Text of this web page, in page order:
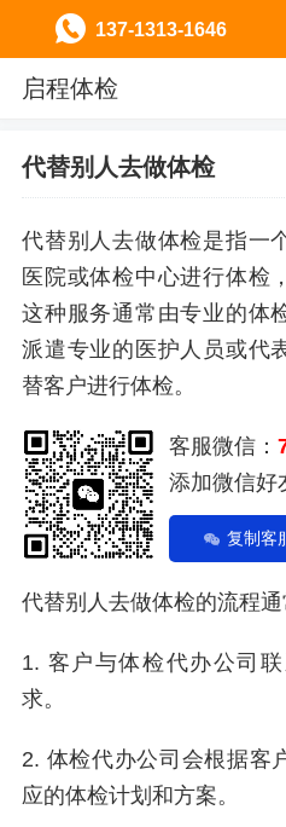
启程体检
代替别人去做体检
代替别人去做体检是指一
医院或体检中心进行体检
这种服务通常由专业的体
派遣专业的医护人员或代
替客户进行体检。
客服微信：
添加微信好
复制客
代替别人去做体检的流程通
1. 客户与体检代办公司
求。
2. 体检代办公司会根据客
应的体检计划和方案。
137-1313-1646